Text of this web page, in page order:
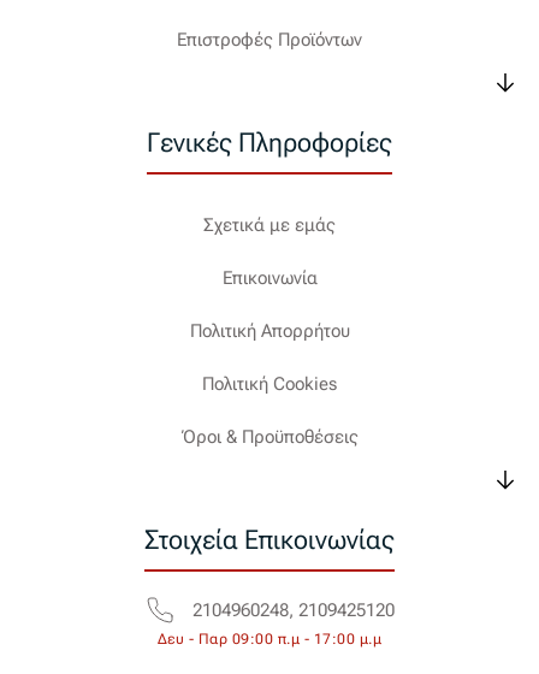
Επιστροφές Προϊόντων
Γενικές Πληροφορίες
Σχετικά με εμάς
Επικοινωνία
Πολιτική Απορρήτου
Πολιτική Cookies
Όροι & Προϋποθέσεις
Στοιχεία Επικοινωνίας
2104960248, 2109425120
Δευ - Παρ 09:00 π.μ - 17:00 μ.μ